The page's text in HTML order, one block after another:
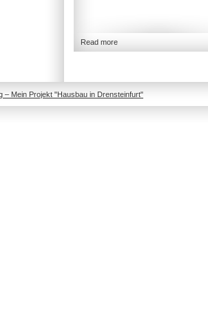
Read more
– Mein Projekt "Hausbau in Drensteinfurt"